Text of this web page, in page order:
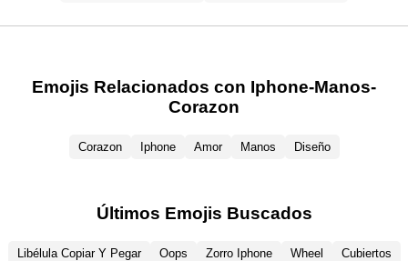
Emojis Relacionados con Iphone-Manos-
Corazon
Corazon Iphone Amor Manos Diseño
Últimos Emojis Buscados
Libélula Copiar Y Pegar Oops Zorro Iphone Wheel
Cubiertos